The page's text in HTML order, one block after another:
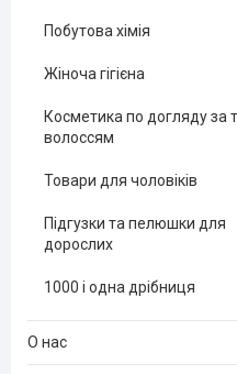
Побутова хімія
Жіноча гігієна
Косметика по догляду за
волоссям
Товари для чоловіків
Підгузки та пелюшки для
дорослих
1000 і одна дрібниця
О нас